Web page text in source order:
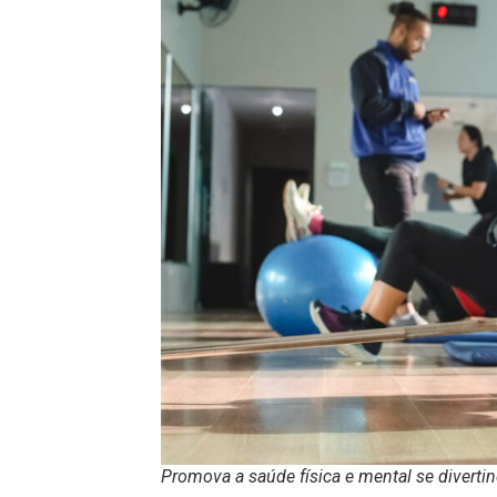
Promova a saúde física e mental se